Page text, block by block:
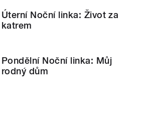
Úterní Noční linka: Život za
katrem
Pondělní Noční linka: Můj
rodný dům